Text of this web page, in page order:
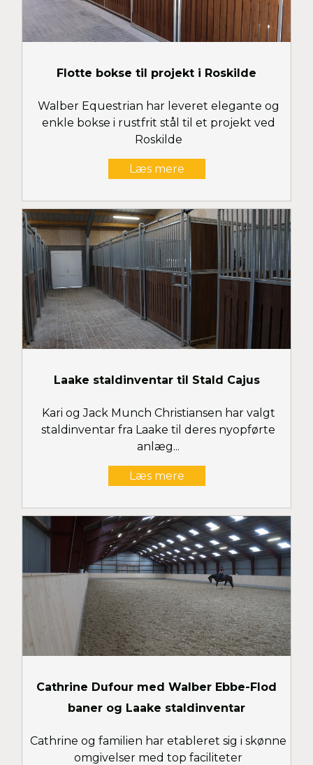
Flotte bokse til projekt i Roskilde
Walber Equestrian har leveret elegante og
enkle bokse i rustfrit stål til et projekt ved
Roskilde
Læs mere
Laake staldinventar til Stald Cajus
Kari og Jack Munch Christiansen har valgt
staldinventar fra Laake til deres nyopførte
anlæg...
Læs mere
Cathrine Dufour med Walber Ebbe-Flod
baner og Laake staldinventar
Cathrine og familien har etableret sig i skønne
omgivelser med top faciliteter